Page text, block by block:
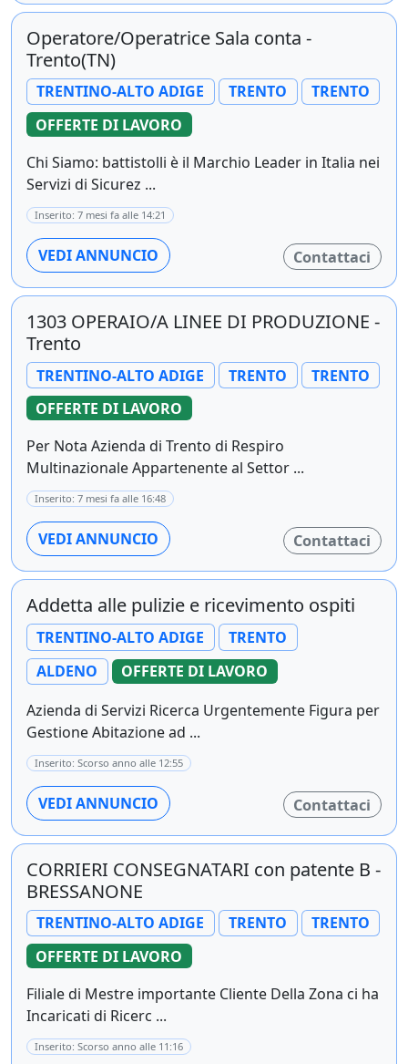
Operatore/Operatrice Sala conta -
Trento(TN)
TRENTINO-ALTO ADIGE TRENTO
TRENTO
OFFERTE DI LAVORO
Chi Siamo: battistolli è il Marchio Leader in Italia nei
Servizi di Sicurez ...
Inserito: 7 mesi fa alle 14:21
VEDI ANNUNCIO Contattaci
1303 OPERAIO/A LINEE DI PRODUZIONE -
Trento
TRENTINO-ALTO ADIGE TRENTO
TRENTO
OFFERTE DI LAVORO
Per Nota Azienda di Trento di Respiro
Multinazionale Appartenente al Settor ...
Inserito: 7 mesi fa alle 16:48
VEDI ANNUNCIO Contattaci
Addetta alle pulizie e ricevimento ospiti
TRENTINO-ALTO ADIGE
TRENTO
ALDENO
OFFERTE DI LAVORO
Azienda di Servizi Ricerca Urgentemente Figura per
Gestione Abitazione ad ...
Inserito: Scorso anno alle 12:55
VEDI ANNUNCIO Contattaci
CORRIERI CONSEGNATARI con patente B -
BRESSANONE
TRENTINO-ALTO ADIGE TRENTO
TRENTO
OFFERTE DI LAVORO
Filiale di Mestre importante Cliente Della Zona ci ha
Incaricati di Ricerc ...
Inserito: Scorso anno alle 11:16